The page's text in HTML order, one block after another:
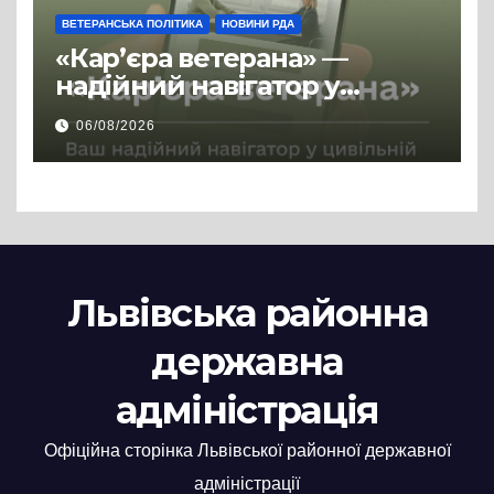
ВЕТЕРАНСЬКА ПОЛІТИКА НОВИНИ РДА
«Кар’єра ветерана» —
надійний навігатор у
цивільній професії
06/08/2026
Львівська районна
державна
адміністрація
Офіційна сторінка Львівської районної державної
адміністрації